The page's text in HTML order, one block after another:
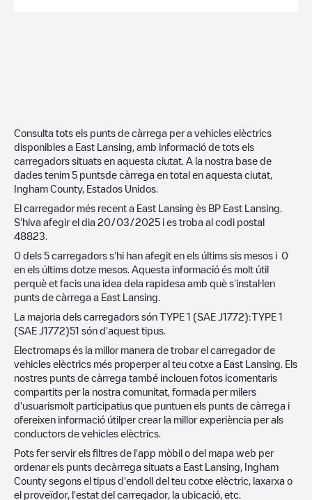
Consulta tots els punts de càrrega per a vehicles elèctrics
disponibles a East Lansing , amb informació de tots els
carregadors situats en aquesta ciutat. A la nostra base de
dades tenim 5 puntsde càrrega en total en aquesta ciutat,
Ingham County, Estados Unidos
El carregador més recent a East Lansing ès BP East Lansing
S'hiva afegir el dia 20/03/2025 i es troba al codi postal
48823
0 dels 5 carregadors s'hi han afegit en els últims sis mesos i 0
en els últims dotze mesos. Aquesta informació és molt útil
perquè et facis una idea dela rapidesa amb què s'instal·len
punts de càrrega a East Lansing
La majoria dels carregadors són TYPE 1 (SAE J1772):TYPE 1
(SAE J1772)51 són d'aquest tipus.
Electromaps és la millor manera de trobar el carregador de
vehicles elèctrics més properper al teu cotxe a East Lansing . Els
nostres punts de càrrega també inclouen fotos icomentaris
compartits per la nostra comunitat, formada per milers
d'usuarismolt participatius que puntuen els punts de càrrega i
ofereixen informació útilper crear la millor experiència per als
conductors de vehicles elèctrics.
Pots fer servir els filtres de l'app mòbil o del mapa web per
ordenar els punts decàrrega situats a East Lansing Ingham
County segons el tipus d'endoll del teu cotxe elèctric, laxarxa o
el proveïdor, l'estat del carregador, la ubicació, etc.